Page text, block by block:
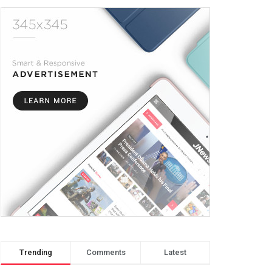
Trending Comments Latest